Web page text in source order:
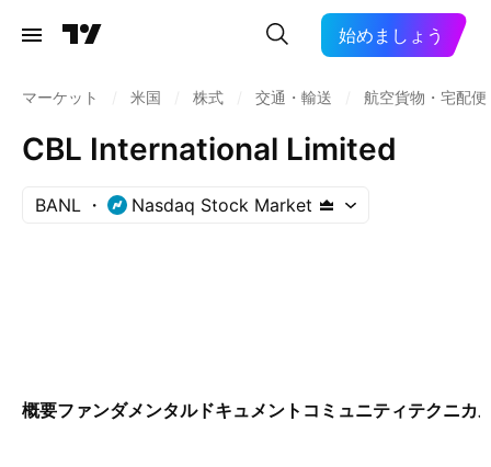
始めましょう
マーケット 米国 株式 交通・輸送 航空貨物・宅配便
CBL International Limited
BANL Nasdaq Stock Market
概要ファンダメンタルドキュメント コミュニティテクニカ